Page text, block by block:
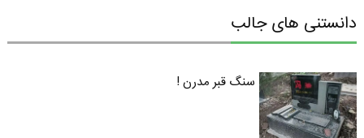
دانستنی های جالب
سنگ قبر مدرن !